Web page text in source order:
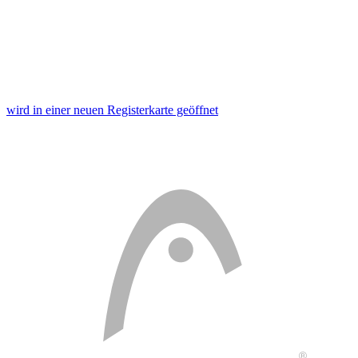
wird in einer neuen Registerkarte geöffnet